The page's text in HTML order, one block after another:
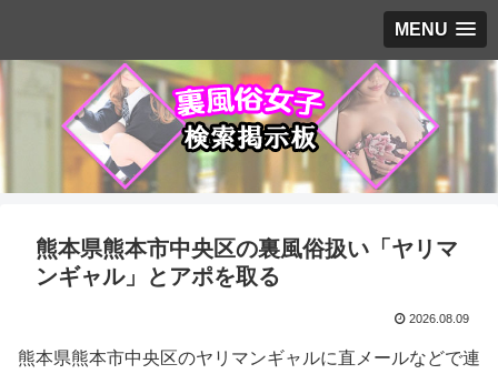
MENU
熊本県熊本市中央区の裏風俗扱い「ヤリマ
ンギャル」とアポを取る
2026.08.09
熊本県熊本市中央区のヤリマンギャルに直メールなどで連